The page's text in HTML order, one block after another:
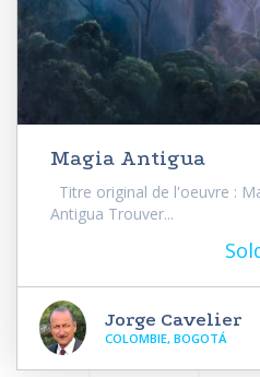
Magia Antigua
Titre original de l'oeuvre :
Antigua Trouver...
Jorge Cavelier
COLOMBIE, BOGOTÁ